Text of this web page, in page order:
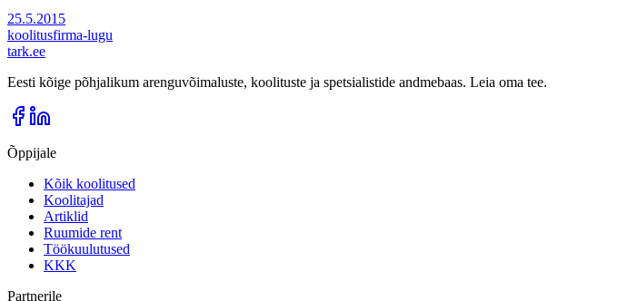
25.5.2015
koolitusfirma-lugu
tark.ee
Eesti kõige põhjalikum arenguvõimaluste, koolituste ja spetsialistide andmebaas. Leia oma tee.
Õppijale
Kõik koolitused
Koolitajad
Artiklid
Ruumide rent
Töökuulutused
KKK
Partnerile